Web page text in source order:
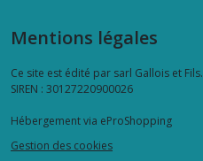
Mentions légales
Ce site est édité par sarl Gallois et Fils.
SIREN : 30127220900026
Hébergement via eProShopping
Gestion des cookies